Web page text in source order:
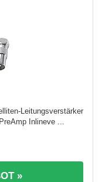
Leitungsverstärker
Inlineve ...
»